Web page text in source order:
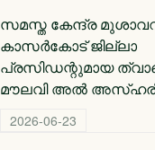
സമസ്ത കേന്ദ്ര
കാസര്‍കോട് ജില്ലാ
പ്രസിഡന്റുമായ
മൗലവി അല്‍ അസ്ഹരി
2026-06-23